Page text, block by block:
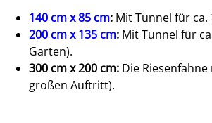
140 cm x 85 cm: Mit Tunnel für ca.
200 cm x 135 cm: Mit Tunnel für
Garten).
300 cm x 200 cm: Die
großen Auftritt).